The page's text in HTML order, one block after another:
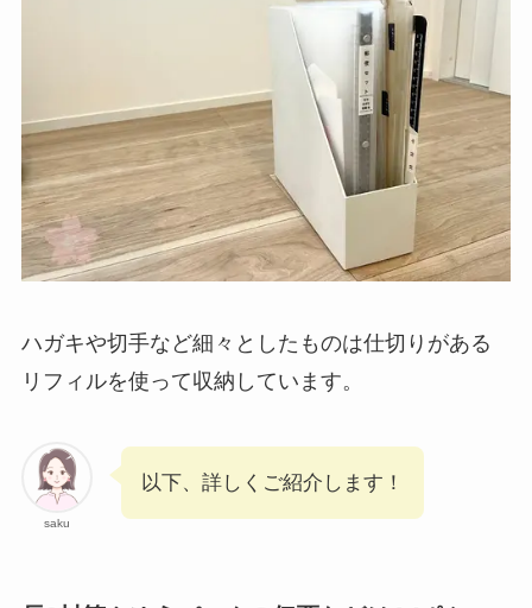
ハガキや切手など細々としたものは仕切りがある
リフィルを使って収納しています。
saku
以下、詳しくご紹介します！